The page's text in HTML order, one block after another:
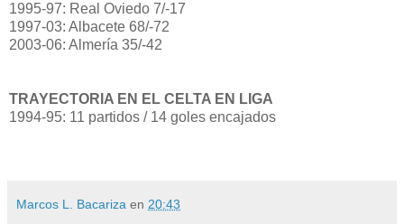
1995-97: Real Oviedo 7/-17
1997-03: Albacete 68/-72
2003-06: Almería 35/-42
TRAYECTORIA EN EL CELTA EN LIGA
1994-95: 11 partidos / 14 goles encajados
Marcos L. Bacariza en 20:43